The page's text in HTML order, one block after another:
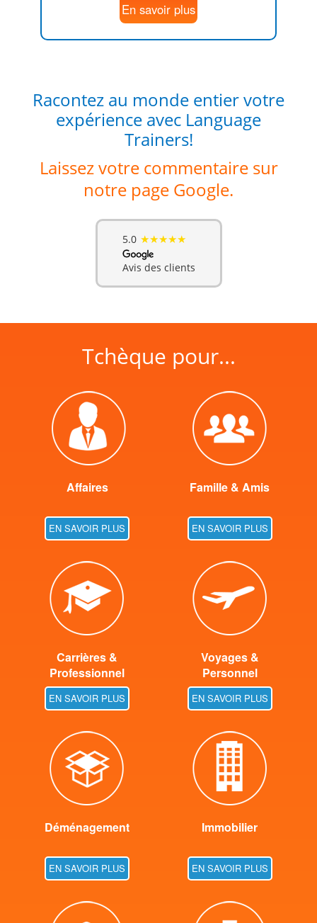
En savoir plus
Racontez au monde entier votre
expérience avec Language
Trainers!
Laissez votre commentaire sur
notre page Google.
5.0 ★★★★★
Avis des clients
Tchèque pour...
Affaires
EN SAVOIR PLUS
Famille & Amis
EN SAVOIR PLUS
Carrières &
Professionnel
EN SAVOIR PLUS
Voyages &
Personnel
EN SAVOIR PLUS
Déménagement
EN SAVOIR PLUS
Immobilier
EN SAVOIR PLUS